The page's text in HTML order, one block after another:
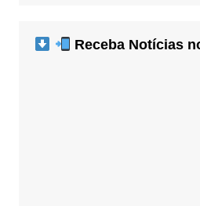
Receba Notícias